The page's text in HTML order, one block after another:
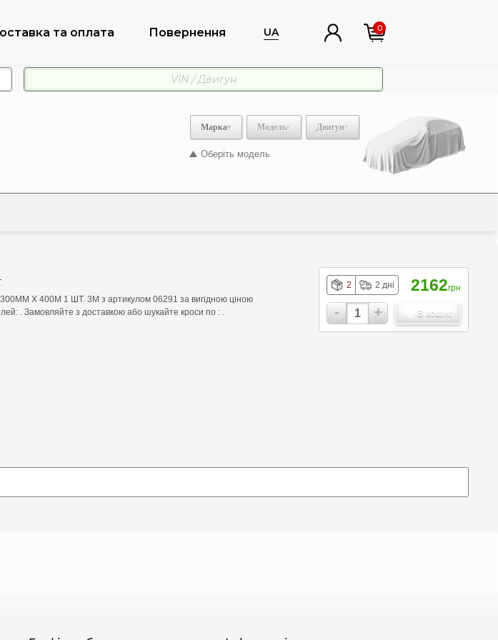
та оплата Повернення UA 0
Марка Модель Двигун
Оберіть модель
Х 400М 1 ШТ. 3M з артикулом 06291 за вигідною ціною
. Замовляйте з доставкою або шукайте кроси по : .
2 2 дні 2162грн
- + В кошик